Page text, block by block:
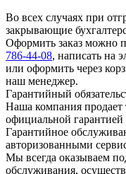
Во всех случаях при
закрывающие
Оформить заказ можно
786-44-08, написать на
или оформить через
наш менеджер.
Гарантийный
Наша компания продает
официальной
Гарантийное
авторизованными
Мы всегда оказываем
обслуживания,